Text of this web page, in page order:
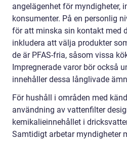
angelägenhet för myndigheter,
konsumenter. På en personlig
för att minska sin kontakt med
inkludera att välja produkter
de är PFAS-fria, såsom vissa
Impregnerade varor bör också
innehåller dessa långlivade
För hushåll i områden med
användning av vattenfilter
kemikalieinnehållet i
Samtidigt arbetar myndigheter